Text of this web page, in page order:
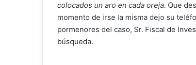
colocados un aro en cada oreja. Que
momento de irse la misma dejo su
pormenores del caso, Sr. Fiscal de
búsqueda.